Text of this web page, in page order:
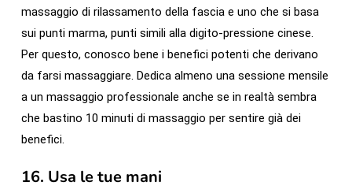
massaggio di rilassamento della fascia e uno che si basa
sui punti marma, punti simili alla digito-pressione cinese.
Per questo, conosco bene i benefici potenti che derivano
da farsi massaggiare. Dedica almeno una sessione mensile
a un massaggio professionale anche se in realtà sembra
che bastino 10 minuti di massaggio per sentire già dei
benefici.
16. Usa le tue mani